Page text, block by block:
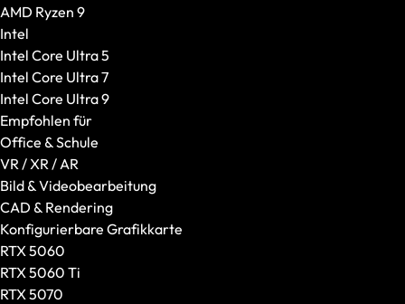
AMD Ryzen 9
Intel
Intel Core Ultra 5
Intel Core Ultra 7
Intel Core Ultra 9
Empfohlen für
Office & Schule
VR / XR / AR
Bild & Videobearbeitung
CAD & Rendering
Konfigurierbare Grafikkarte
RTX 5060
RTX 5060 Ti
RTX 5070